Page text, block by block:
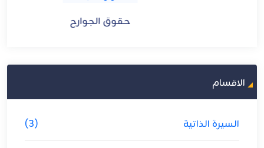
حقوق الجوارح
الاقسام
السيرة الذاتية (3)